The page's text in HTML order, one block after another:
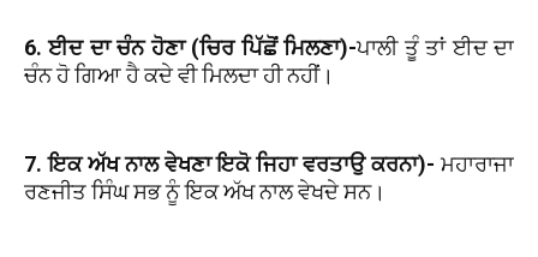
6. ਈਦ ਦਾ ਚੰਨ ਹੋਣਾ (ਚਿਰ ਪਿੱਛੋਂ ਮਿਲਣਾ)-ਪਾਲੀ ਤੂੰ ਤਾਂ ਈਦ ਦਾ
ਚੰਨ ਹੋ ਗਿਆ ਹੈ ਕਦੇ ਵੀ ਮਿਲਦਾ ਹੀ ਨਹੀਂ।
7. ਇਕ ਅੱਖ ਨਾਲ ਵੇਖਣਾ ਇਕੋ ਜਿਹਾ ਵਰਤਾਉ ਕਰਨਾ)- ਮਹਾਰਾਜਾ
ਰਣਜੀਤ ਸਿੰਘ ਸਭ ਨੂੰ ਇਕ ਅੱਖ ਨਾਲ ਵੇਖਦੇ ਸਨ।